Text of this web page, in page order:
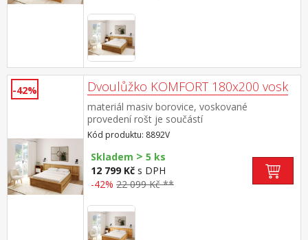
-42% Dvoulůžko KOMFORT 180x200 vosk
materiál masiv borovice, voskované
provedení rošt je součástí
dodávky doporučený rozměr matrace 180 ×
200 cm nebo 2 kusy 90 × 200 cm vhodný
doplněk úložný prostor 8893V
Kód produktu: 8892V
Skladem > 5 ks
12 799 Kč s DPH
-42% 22 099 Kč **